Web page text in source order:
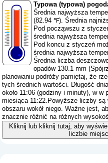
Typowa (typowa)
Średnia najwyższa
(82.94 ℉). Średnia
Pod począwszu z
średnia najwyższa
Pod koncu z styczeń
średnia najwyższa
Średnia liczba
opadów 130.1 mm (
planowaniu podróży pamiętaj, że
tych średnich wartości. Długość
około 11:06 (godziny i minuty), w w
miesiąca 11:22.Powyższe liczby są
obszaru wokół niego. Ważne jest,
znacznie różnić na różnych
Kliknij lub kliknij tutaj, aby
liczbie